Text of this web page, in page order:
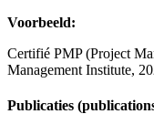
Voorbeeld:
Certifié PMP (Project
Management Institute,
Publicaties